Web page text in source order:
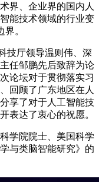
界、企业界的国内人
能技术领域的行业变
。
厅领导温则伟、深
任邹鹏先后致辞为论
论坛对于贯彻落实习
回顾了广东地区在人
享了对于人工智能技
表达了衷心的祝愿。
学院院士、美国科学
与类脑智能研究》的